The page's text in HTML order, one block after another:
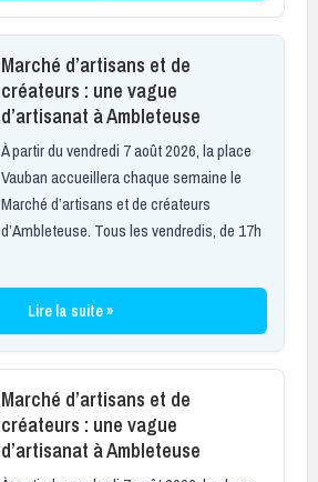
Marché d’artisans et de
créateurs : une vague
d’artisanat à Ambleteuse
À partir du vendredi 7 août 2026, la place
Vauban accueillera chaque semaine le
Marché d’artisans et de créateurs
d’Ambleteuse. Tous les vendredis, de 17h
Lire la suite »
Marché d’artisans et de
créateurs : une vague
d’artisanat à Ambleteuse